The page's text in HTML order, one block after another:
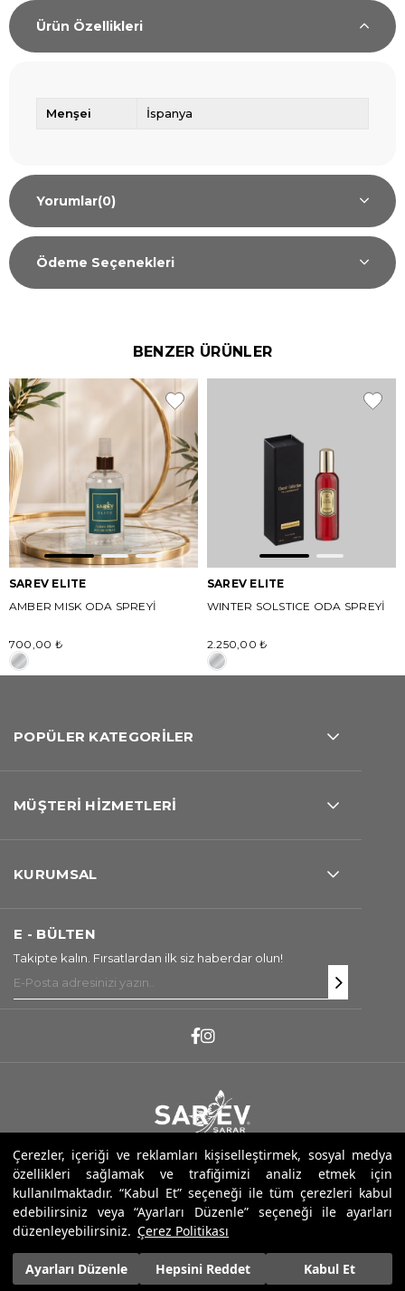
Çerezler, içeriği ve reklamları kişiselleştirmek, sosyal medya
özellikleri sağlamak ve trafiğimizi analiz etmek için
kullanılmaktadır. “Kabul Et” seçeneği ile tüm çerezleri kabul
edebilirsiniz veya “Ayarları Düzenle” seçeneği ile ayarları
düzenleyebilirsiniz. Çerez Politikası
Ayarları Düzenle Hepsini Reddet Kabul Et
Ürün Özellikleri
Menşei İspanya
Yorumlar(0)
Ödeme Seçenekleri
BENZER ÜRÜNLER
SAREV ELITE
AMBER MISK ODA SPREYİ
700,00 ₺
SAREV ELITE
WINTER SOLSTICE ODA SPREYİ
2.250,00 ₺
POPÜLER KATEGORİLER
MÜŞTERİ HİZMETLERİ
KURUMSAL
E - BÜLTEN
Takipte kalın. Fırsatlardan ilk siz haberdar olun!
Copyright ® 2025 Sarev. Tüm Hakları Saklıdır.
2.250,00 ₺